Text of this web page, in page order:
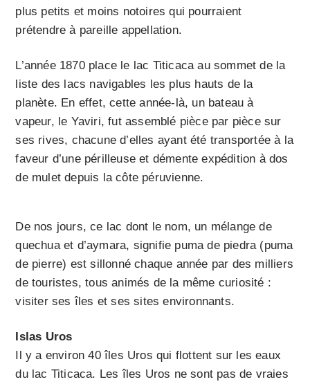
plus petits et moins notoires qui pourraient
prétendre à pareille appellation.
L’année 1870 place le lac Titicaca au sommet de la
liste des lacs navigables les plus hauts de la
planète. En effet, cette année-là, un bateau à
vapeur, le Yaviri, fut assemblé pièce par pièce sur
ses rives, chacune d’elles ayant été transportée à la
faveur d’une périlleuse et démente expédition à dos
de mulet depuis la côte péruvienne.
De nos jours, ce lac dont le nom, un mélange de
quechua et d’aymara, signifie puma de piedra (puma
de pierre) est sillonné chaque année par des milliers
de touristes, tous animés de la même curiosité :
visiter ses îles et ses sites environnants.
Islas Uros
Il y a environ 40 îles Uros qui flottent sur les eaux
du lac Titicaca. Les îles Uros ne sont pas de vraies